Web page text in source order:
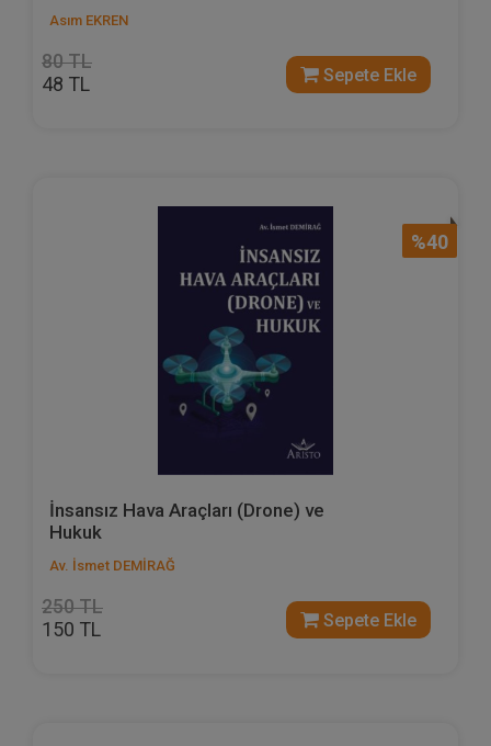
Asım EKREN
80 TL
48 TL Sepete Ekle
%40
İnsansız Hava Araçları (Drone) ve
Hukuk
Av. İsmet DEMİRAĞ
250 TL
150 TL Sepete Ekle